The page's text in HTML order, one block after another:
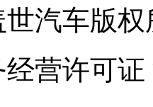
世汽车版
营许可证